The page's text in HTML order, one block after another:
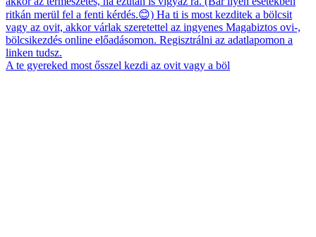
A te gyereked most ősszel kezdi az ovit vagy a böl